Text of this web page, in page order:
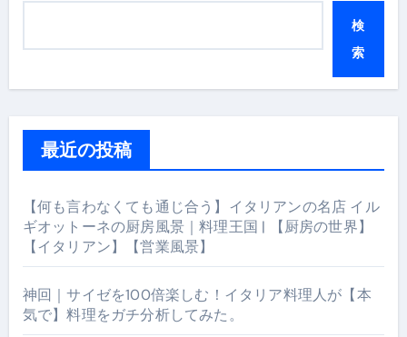
検
索
最近の投稿
【何も言わなくても通じ合う】イタリアンの名店 イル
ギオットーネの厨房風景｜料理王国 | 【厨房の世界】
【イタリアン】【営業風景】
神回｜サイゼを100倍楽しむ！イタリア料理人が【本
気で】料理をガチ分析してみた。